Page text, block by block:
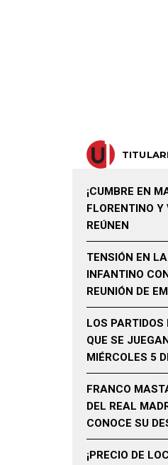
¡CUMBRE EN
FLORENTINO Y
REÚNEN
TENSIÓN EN
INFANTINO
REUNIÓN DE
LOS PARTIDOS
QUE SE
MIÉRCOLES 5
FRANCO
DEL REAL
CONOCE SU
¡PRECIO DE